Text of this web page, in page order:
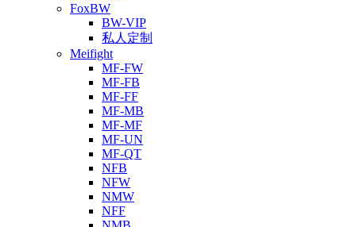
FoxBW
BW-VIP
私人定制
Meifight
MF-FW
MF-FB
MF-FF
MF-MB
MF-MF
MF-UN
MF-QT
NFB
NFW
NMW
NFF